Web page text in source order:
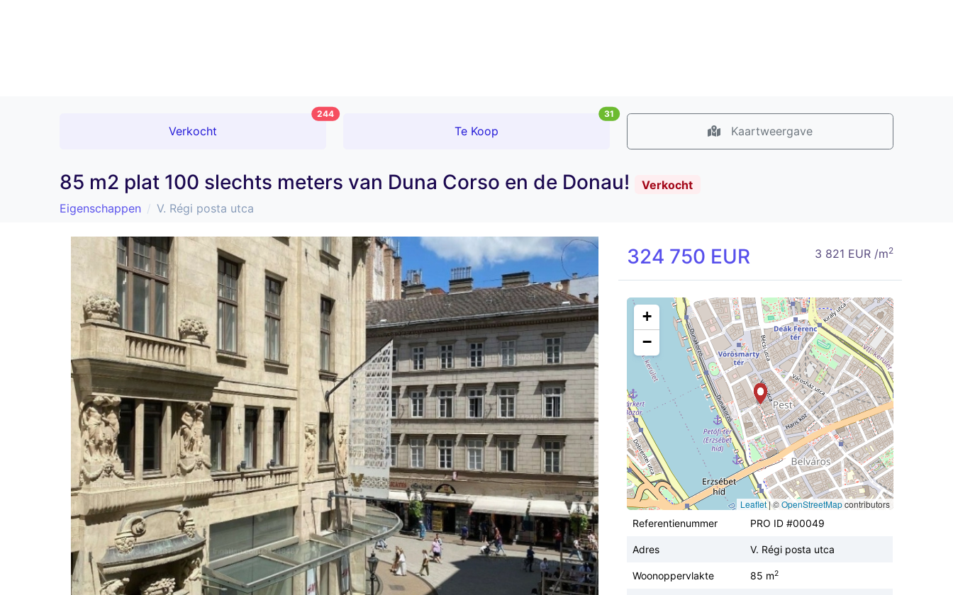
Verkocht
244
Te Koop
31
Kaartweergave
85 m2 plat 100 slechts meters van Duna Corso en de Donau!
Verkocht
Eigenschappen
V. Régi posta utca
324 750 EUR 3 821 EUR /m2
+
−
Leaflet|©OpenStreetMapcontributors
Referentienummer
PRO ID #00049
Adres V. Régi posta utca
Woonoppervlakte 85 m2